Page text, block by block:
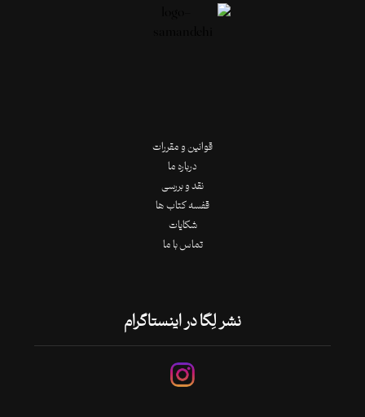
قوانین و مقررات
درباره ما
نقد و بررسی
قفسه کتاب ها
شکایات
تماس با ما
نشر لِگا در اینستاگرام